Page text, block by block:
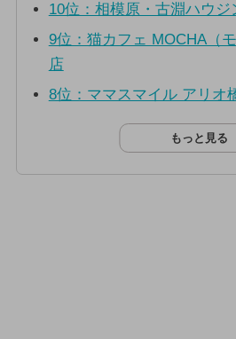
10位：相模原・古淵ハウジ
9位：猫カフェ MOCHA（
店
8位：ママスマイル アリオ
もっと見る